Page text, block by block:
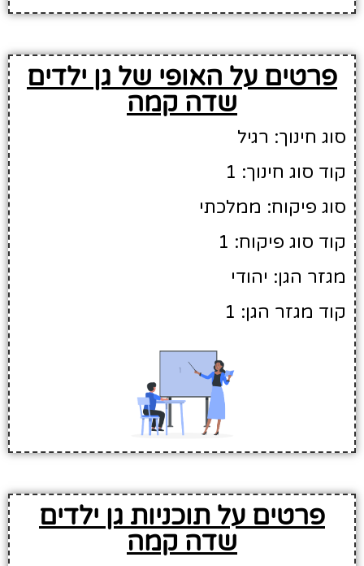
פרטים על האופי של גן ילדים
שדה קמה
סוג חינוך: רגיל
קוד סוג חינוך: 1
סוג פיקוח: ממלכתי
קוד סוג פיקוח: 1
מגזר הגן: יהודי
קוד מגזר הגן: 1
פרטים על תוכניות גן ילדים
שדה קמה